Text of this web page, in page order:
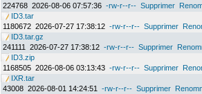
224768 2026-08-06 07:57:36 -rw-r--r-- Supprimer
ID3.tar
1180672 2026-07-27 17:38:12 -rw-r--r-- Supprimer
ID3.tar.gz
241111
2026-07-27 17:38:12 -rw-r--r-- Supprimer
ID3.zip
1168505 2026-08-06 03:13:43 -rw-r--r-- Supprimer
IXR.tar
43008 2026-08-01 14:24:51 -rw-r--r-- Supprimer